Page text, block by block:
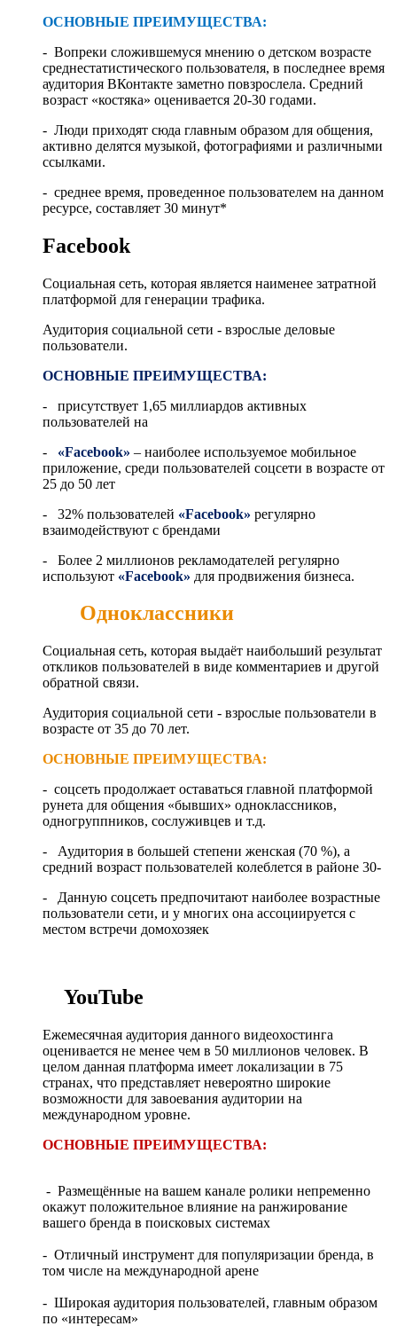
ОСНОВНЫЕ ПРЕИМУЩЕСТВА:
- Вопреки сложившемуся мнению о детском возрасте
среднестатистического пользователя, в последнее время
аудитория ВКонтакте заметно повзрослела. Средний
возраст «костяка» оценивается 20-30 годами.
- Люди приходят сюда главным образом для общения,
активно делятся музыкой, фотографиями и различными
ссылками.
- среднее время, проведенное пользователем на данном
ресурсе, составляет 30 минут*
Facebook
Социальная сеть, которая является наименее затратной
платформой для генерации трафика.
Аудитория социальной сети - взрослые деловые
пользователи.
ОСНОВНЫЕ ПРЕИМУЩЕСТВА:
- присутствует 1,65 миллиардов активных
пользователей на
- «Facebook» – наиболее используемое мобильное
приложение, среди пользователей соцсети в возрасте от
25 до 50 лет
- 32% пользователей «Facebook» регулярно
взаимодействуют с брендами
- Более 2 миллионов рекламодателей регулярно
используют «Facebook» для продвижения бизнеса.
Одноклассники
Социальная сеть, которая выдаёт наибольший результат
откликов пользователей в виде комментариев и другой
обратной связи.
Аудитория социальной сети - взрослые пользователи в
возрасте от 35 до 70 лет.
ОСНОВНЫЕ ПРЕИМУЩЕСТВА:
- соцсеть продолжает оставаться главной платформой
рунета для общения «бывших» одноклассников,
одногруппников, сослуживцев и т.д.
- Аудитория в большей степени женская (70 %), а
средний возраст пользователей колеблется в районе 30-
- Данную соцсеть предпочитают наиболее возрастные
пользователи сети, и у многих она ассоциируется с
местом встречи домохозяек
YouTube
Ежемесячная аудитория данного видеохостинга
оценивается не менее чем в 50 миллионов человек. В
целом данная платформа имеет локализации в 75
странах, что представляет невероятно широкие
возможности для завоевания аудитории на
международном уровне.
ОСНОВНЫЕ ПРЕИМУЩЕСТВА:
- Размещённые на вашем канале ролики непременно
окажут положительное влияние на ранжирование
вашего бренда в поисковых системах
- Отличный инструмент для популяризации бренда, в
том числе на международной арене
- Широкая аудитория пользователей, главным образом
по «интересам»